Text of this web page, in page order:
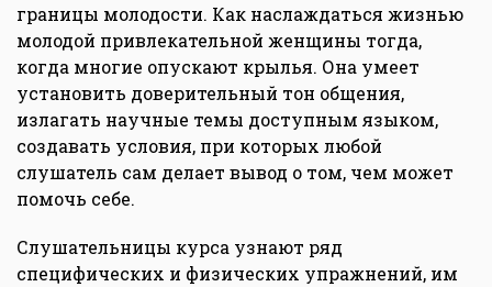
границы молодости. Как наслаждаться жизнью
молодой привлекательной женщины тогда,
когда многие опускают крылья. Она умеет
установить доверительный тон общения,
излагать научные темы доступным языком,
создавать условия, при которых любой
слушатель сам делает вывод о том, чем может
помочь себе.
Слушательницы курса узнают ряд
специфических и физических упражнений, им